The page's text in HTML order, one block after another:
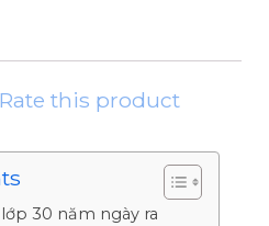
Rate this product
30 năm ngày ra